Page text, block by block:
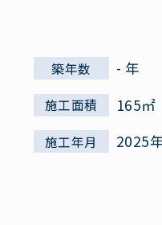
築年数 - 年
施工面積 165㎡
施工年月 2025